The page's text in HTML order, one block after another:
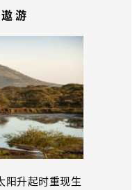
游
阳升起时重现生